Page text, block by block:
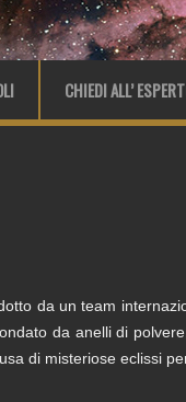
CHIEDI ALL’
da un team
da anelli di
di misteriose eclissi